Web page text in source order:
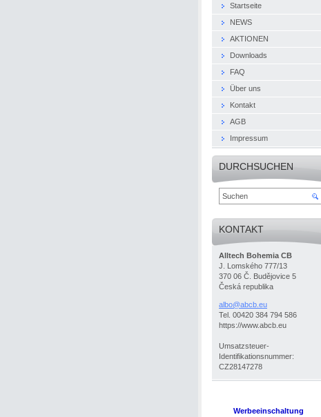
Startseite
NEWS
AKTIONEN
Downloads
FAQ
Über uns
Kontakt
AGB
Impressum
DURCHSUCHEN
KONTAKT
Alltech Bohemia CB
J. Lomského 777/13
370 06 Č. Budějovice 5
Česká republika
albo@abcb.eu
Tel. 00420 384 794 586
https://www.abcb.eu
Umsatzsteuer-
Identifikationsnummer:
CZ28147278
Werbeeinschaltung